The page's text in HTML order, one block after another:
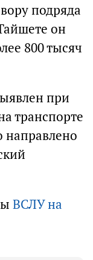
подряда
он
800 тысяч
при
транспорте
направлено
ВСЛУ на